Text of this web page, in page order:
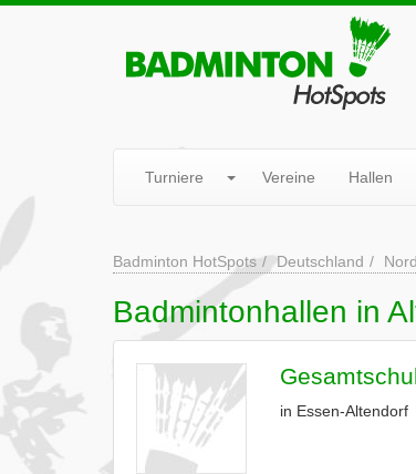
Turniere Vereine Hallen
Badminton HotSpots Deutschland
Badmintonhallen in
in Essen-Altendorf